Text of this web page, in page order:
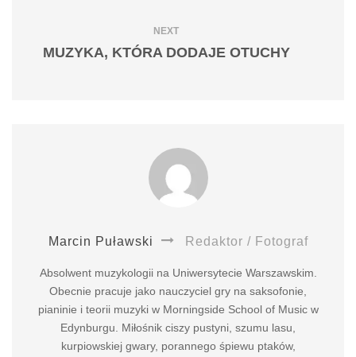
NEXT
MUZYKA, KTÓRA DODAJE OTUCHY
Marcin Puławski Redaktor / Fotograf
Absolwent muzykologii na Uniwersytecie Warszawskim.
Obecnie pracuje jako nauczyciel gry na saksofonie,
pianinie i teorii muzyki w Morningside School of Music w
Edynburgu. Miłośnik ciszy pustyni, szumu lasu,
kurpiowskiej gwary, porannego śpiewu ptaków,